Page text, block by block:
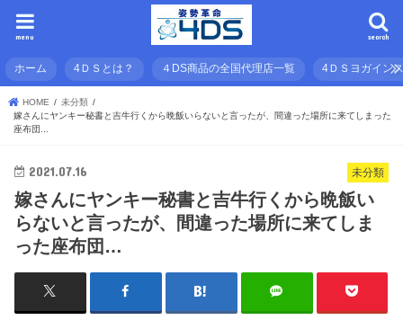
search
menu
ホーム 4ＤＳとは？ ４DS商品の全国代理店一覧 4ＤＳヨガイン
HOME
未分類
嫁さんにヤンキー秘書と吉牛行くから晩飯いらないと言ったが、間違った場所に来てしまった
座布団...
未分類
2021.07.16
嫁さんにヤンキー秘書と吉牛行くから晩飯い
らないと言ったが、間違った場所に来てしま
った座布団…